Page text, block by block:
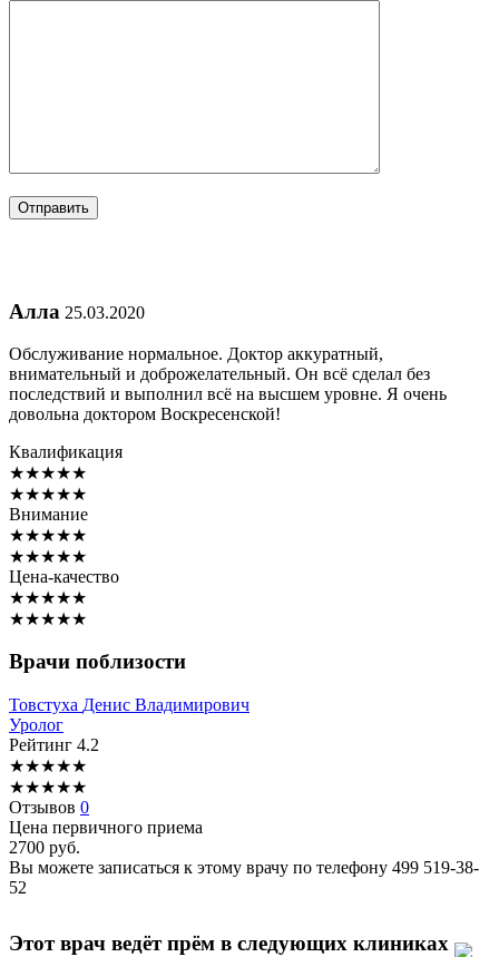
Алла 25.03.2020
Обслуживание нормальное. Доктор аккуратный,
внимательный и доброжелательный. Он всё сделал без
последствий и выполнил всё на высшем уровне. Я очень
довольна доктором Воскресенской!
Квалификация
★★★★★
★★★★★
Внимание
★★★★★
★★★★★
Цена-качество
★★★★★
★★★★★
Врачи поблизости
Товстуха Денис Владимирович
Уролог
Рейтинг 4.2
★★★★★
★★★★★
Отзывов 0
Цена первичного приема
2700 руб.
Вы можете записаться к этому врачу по телефону 499 519-38-
52
Этот врач ведёт прём в следующих клиниках